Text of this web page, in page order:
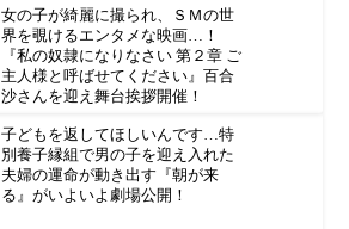
女の子が綺麗に撮られ、ＳＭの世
界を覗けるエンタメな映画…！
『私の奴隷になりなさい 第２章 ご
主人様と呼ばせてください』百合
沙さんを迎え舞台挨拶開催！
子どもを返してほしいんです…特
別養子縁組で男の子を迎え入れた
夫婦の運命が動き出す『朝が来
る』がいよいよ劇場公開！